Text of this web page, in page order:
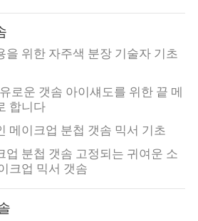
을 위한 자주색 분장 기술자 기초
로운 갯솜 아이섀도를 위한 끝 메
합니다
메이크업 분첩 갯솜 믹서 기초
업 분첩 갯솜 고정되는 귀여운 소
크업 믹서 갯솜